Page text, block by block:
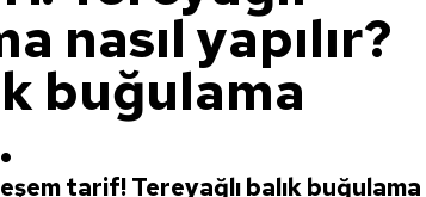
nasıl yapılır?
buğulama
tarif! Tereyağlı balık buğulama